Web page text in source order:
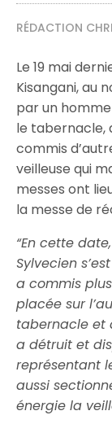
RÉDACTION
Le 19 mai
Kisangani, au
par un
le tabernacle,
commis
veilleuse qui
messes ont
la messe de
“En cette
Sylvecien
a commis
placée sur
tabernacle et
a détruit et
représentant
aussi
énergie la